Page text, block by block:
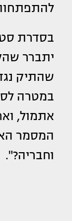
בסדרת
יתברר
שהתיק
במטרה
אתמול,
המסמר
וחבריה?".